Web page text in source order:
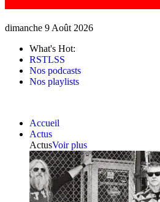
dimanche 9 Août 2026
What's Hot:
RSTLSS
Nos podcasts
Nos playlists
Accueil
Actus
ActusVoir plus